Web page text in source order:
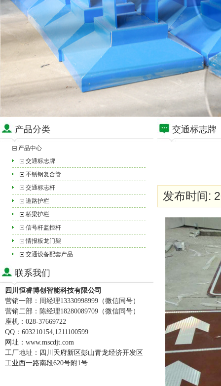
产品分类
产品中心
交通标志牌
不锈钢复合管
交通标志杆
道路护栏
桥梁护栏
信号杆监控杆
情报板龙门架
交通设备配套产品
联系我们
四川恒睿博创智能科技有限公司
营销一部：周经理13330998999 （微信同号）
营销二部：陈经理18280089709 （微信同号）
座机： 028-37669722
QQ ： 603210154,1211100599
网址： www.mscdjt.com
工厂地址： 四川天府新区彭山青龙经济开发区
工业西一路南段620号附1号
交通标志牌
发布时间: